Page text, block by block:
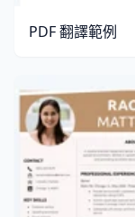
PDF 翻譯範例